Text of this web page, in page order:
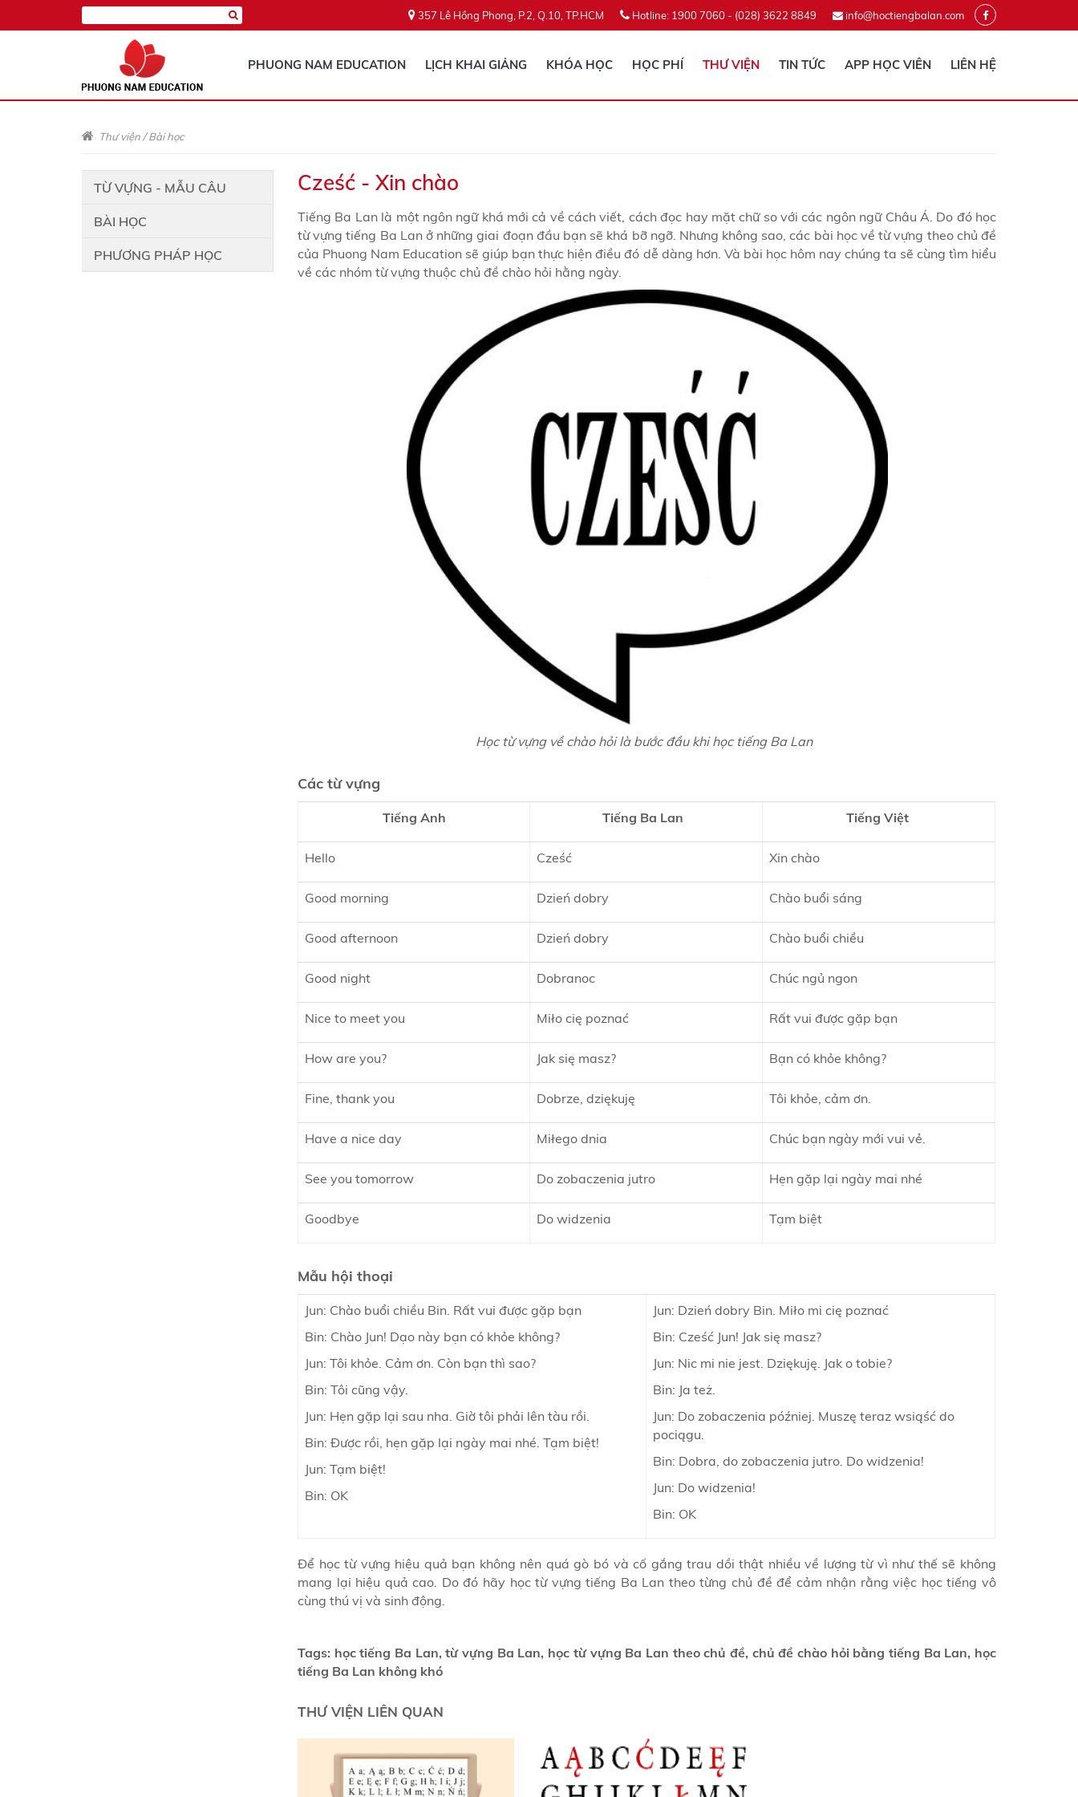
357 Lê Hồng Phong, P.2, Q.10, TP.HCM Hotline: 1900 7060 - (028) 3622 8849 info@hoctiengbalan.com
PHUONG NAM EDUCATION LỊCH KHAI GIẢNG KHÓA HỌC HỌC PHÍ THƯ VIỆN TIN TỨC APP HỌC VIÊN LIÊN HỆ
Thư viện/Bài học
TỪ VỰNG - MẪU CÂU
BÀI HỌC
PHƯƠNG PHÁP HỌC
Cześć - Xin chào
Tiếng Ba Lan là một ngôn ngữ khá mới cả về cách viết, cách đọc hay mặt chữ so với các ngôn ngữ Châu Á. Do đó học
từ vựng tiếng Ba Lan ở những giai đoạn đầu bạn sẽ khá bỡ ngỡ. Nhưng không sao, các bài học về từ vựng theo chủ đề
của Phuong Nam Education sẽ giúp bạn thực hiện điều đó dễ dàng hơn. Và bài học hôm nay chúng ta sẽ cùng tìm hiểu
về các nhóm từ vựng thuộc chủ đề chào hỏi hằng ngày.
Học từ vựng về chào hỏi là bước đầu khi học tiếng Ba Lan
Các từ vựng
Tiếng Anh Tiếng Ba Lan Tiếng Việt
Hello Cześć Xin chào
Good morning Dzień dobry Chào buổi sáng
Good afternoon Dzień dobry Chào buổi chiều
Good night Dobranoc Chúc ngủ ngon
Nice to meet you Miło cię poznać Rất vui được gặp bạn
How are you? Jak się masz? Bạn có khỏe không?
Fine, thank you Dobrze, dziękuję Tôi khỏe, cảm ơn.
Have a nice day Miłego dnia Chúc bạn ngày mới vui vẻ.
See you tomorrow Do zobaczenia jutro Hẹn gặp lại ngày mai nhé
Goodbye Do widzenia Tạm biệt
Mẫu hội thoại
Jun: Chào buổi chiều Bin. Rất vui được gặp bạn
Bin: Chào Jun! Dạo này bạn có khỏe không?
Jun: Tôi khỏe. Cảm ơn. Còn bạn thì sao?
Bin: Tôi cũng vậy.
Jun: Hẹn gặp lại sau nha. Giờ tôi phải lên tàu rồi.
Bin: Được rồi, hẹn gặp lại ngày mai nhé. Tạm biệt!
Jun: Tạm biệt!
Bin: OK
Jun: Dzień dobry Bin. Miło mi cię poznać
Bin: Cześć Jun! Jak się masz?
Jun: Nic mi nie jest. Dziękuję. Jak o tobie?
Bin: Ja też.
Jun: Do zobaczenia później. Muszę teraz wsiąść do
pociągu.
Bin: Dobra, do zobaczenia jutro. Do widzenia!
Jun: Do widzenia!
Bin: OK
Để học từ vựng hiệu quả bạn không nên quá gò bó và cố gắng trau dồi thật nhiều về lượng từ vì như thế sẽ không
mang lại hiệu quả cao. Do đó hãy học từ vựng tiếng Ba Lan theo từng chủ đề để cảm nhận rằng việc học tiếng vô
cùng thú vị và sinh động.
Tags: học tiếng Ba Lan, từ vựng Ba Lan, học từ vựng Ba Lan theo chủ đề, chủ đề chào hỏi bằng tiếng Ba Lan, học
tiếng Ba Lan không khó
THƯ VIỆN LIÊN QUAN